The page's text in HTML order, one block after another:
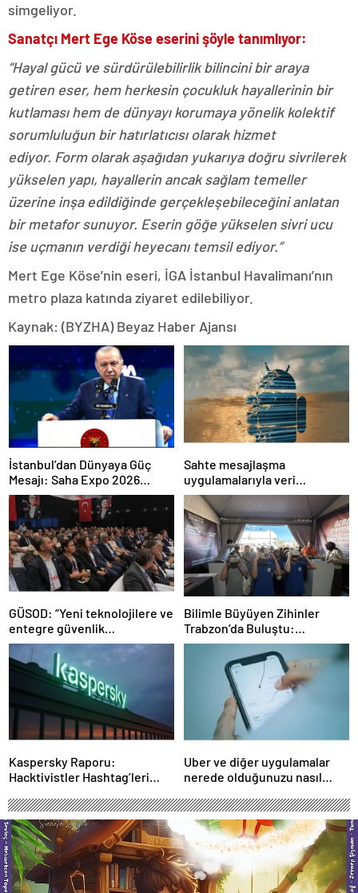
simgeliyor.
Sanatçı Mert Ege Köse eserini şöyle tanımlıyor:
“Hayal gücü ve sürdürülebilirlik bilincini bir araya
getiren eser, hem herkesin çocukluk hayallerinin bir
kutlaması hem de dünyayı korumaya yönelik kolektif
sorumluluğun bir hatırlatıcısı olarak hizmet
ediyor. Form olarak aşağıdan yukarıya doğru sivrilerek
yükselen yapı, hayallerin ancak sağlam temeller
üzerine inşa edildiğinde gerçekleşebileceğini anlatan
bir metafor sunuyor. Eserin göğe yükselen sivri ucu
ise uçmanın verdiği heyecanı temsil ediyor.”
Mert Ege Köse’nin eseri, İGA İstanbul Havalimanı’nın
metro plaza katında ziyaret edilebiliyor.
Kaynak: (BYZHA) Beyaz Haber Ajansı
İstanbul’dan Dünyaya Güç
Mesajı: Saha Expo 2026
Rekorlarla Kapılarını Kapattı
Sahte mesajlaşma
uygulamalarıyla veri
sızdırıyorlar- Haber Şafak
GÜSOD: “Yeni teknolojilere ve
entegre güvenlik
sistemlerine önem artacak”-
Haber Şafak
Bilimle Büyüyen Zihinler
Trabzon’da Buluştu:
STEAMFEST’te Bilim Rüzgârı
Esti!- Haber Şafak
Kaspersky Raporu:
Hacktivistler Hashtag’leri
Kullanıyor, 2025’te
Saldırılarda DDoS Öne
Çıkıyor- Haber Şafak
Uber ve diğer uygulamalar
nerede olduğunuzu nasıl